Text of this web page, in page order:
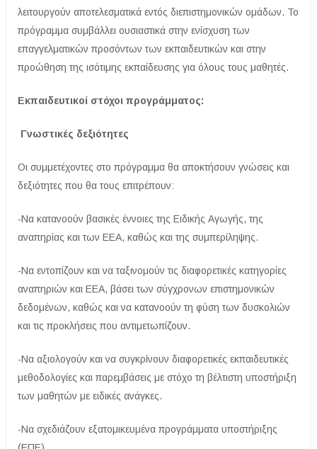
λειτουργούν αποτελεσματικά εντός διεπιστημονικών ομάδων. Το
πρόγραμμα συμβάλλει ουσιαστικά στην ενίσχυση των
επαγγελματικών προσόντων των εκπαιδευτικών και στην
προώθηση της ισότιμης εκπαίδευσης για όλους τους μαθητές.
Εκπαιδευτικοί στόχοι προγράμματος:
Γνωστικές δεξιότητες
Οι συμμετέχοντες στο πρόγραμμα θα αποκτήσουν γνώσεις και
δεξιότητες που θα τους επιτρέπουν:
-Να κατανοούν βασικές έννοιες της Ειδικής Αγωγής, της
αναπηρίας και των ΕΕΑ, καθώς και της συμπερίληψης.
-Να εντοπίζουν και να ταξινομούν τις διαφορετικές κατηγορίες
αναπηριών και ΕΕΑ, βάσει των σύγχρονων επιστημονικών
δεδομένων, καθώς και να κατανοούν τη φύση των δυσκολιών
και τις προκλήσεις που αντιμετωπίζουν.
-Να αξιολογούν και να συγκρίνουν διαφορετικές εκπαιδευτικές
μεθοδολογίες και παρεμβάσεις με στόχο τη βέλτιστη υποστήριξη
των μαθητών με ειδικές ανάγκες.
-Να σχεδιάζουν εξατομικευμένα προγράμματα υποστήριξης